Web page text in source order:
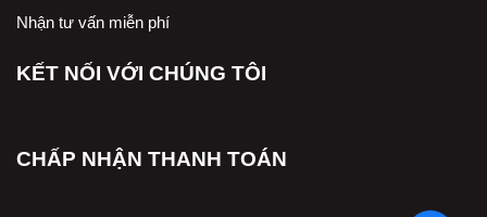
Nhận tư vấn miễn phí
KẾT NỐI VỚI CHÚNG TÔI
CHẤP NHẬN THANH TOÁN